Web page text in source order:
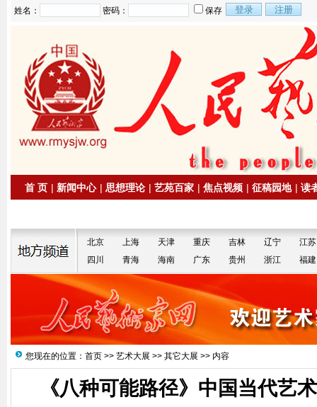
姓名： 密码： 保存
首 页 | 新闻中心 | 思想理论 | 艺苑百家 | 焦点视频 | 征稿园地 | 读
北京 上海 天津 重庆 吉林 辽宁
江苏
四川
青海 海南 广东 贵州 浙江 福建
您现在的位置： 首页 >> 艺术大展 >> 其它大展 >> 内容
《八种可能路径》中国当代艺